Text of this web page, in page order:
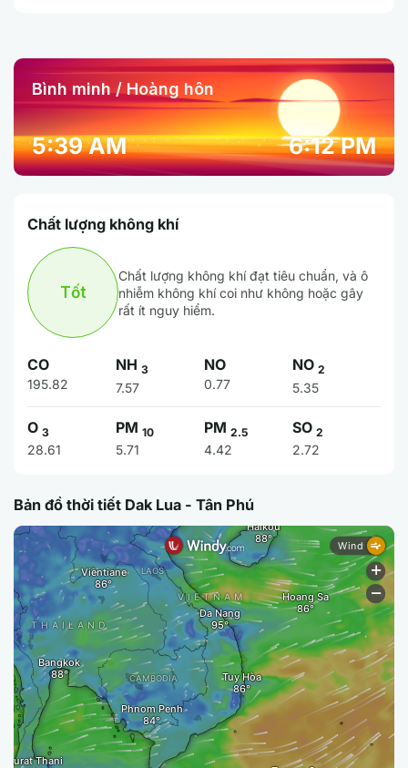
Bình minh / Hoàng hôn
5:39 AM 6:12 PM
Chất lượng không khí
Tốt
Chất lượng không khí đạt tiêu chuẩn, và ô
nhiễm không khí coi như không hoặc gây
rất ít nguy hiểm.
CO
195.82
NH 3
7.57
NO
0.77
NO 2
5.35
O 3
28.61
PM 10
5.71
PM 2.5
4.42
SO 2
2.72
Bản đồ thời tiết Dak Lua - Tân Phú